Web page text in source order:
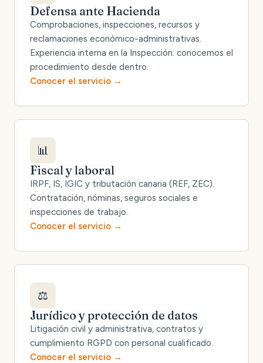
Defensa ante Hacienda
Comprobaciones, inspecciones, recursos y
reclamaciones económico-administrativas.
Experiencia interna en la Inspección: conocemos el
procedimiento desde dentro.
Conocer el servicio
📊
Fiscal y laboral
IRPF, IS, IGIC y tributación canaria (REF, ZEC).
Contratación, nóminas, seguros sociales e
inspecciones de trabajo.
Conocer el servicio
⚖️
Jurídico y protección de datos
Litigación civil y administrativa, contratos y
cumplimiento RGPD con personal cualificado.
Conocer el servicio